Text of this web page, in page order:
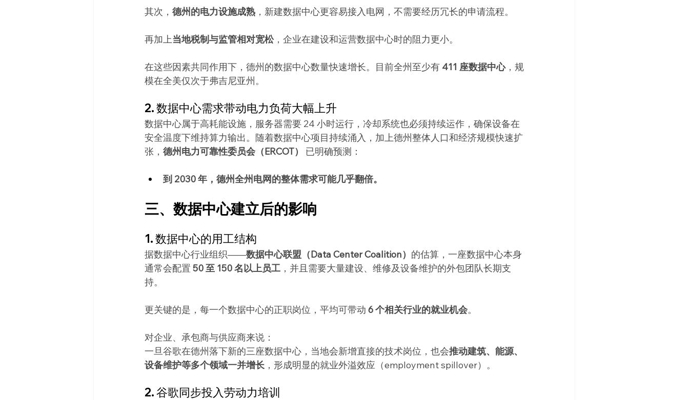
其次， 德州的电力设施成熟 ，新建数据中心更容易接入电网，不需要经历冗长的申请流程。
再加上当地税制与监管相对宽松，企业在建设和运营数据中心时的阻力更小。
在这些因素共同作用下，德州的数据中心数量快速增长。目前全州至少有 411 座数据中心，规
模在全美仅次于弗吉尼亚州。
2. 数据中心需求带动电力负荷大幅上升
数据中心属于高耗能设施，服务器需要 24 小时运行，冷却系统也必须持续运作，确保设备在
安全温度下维持算力输出。随着数据中心项目持续涌入，加上德州整体人口和经济规模快速扩
张， 德州电力可靠性委员会（ERCOT） 已明确预测：
到 2030 年，德州全州电网的整体需求可能几乎翻倍。
三、数据中心建立后的影响
1. 数据中心的用工结构
据数据中心行业组织——数据中心联盟（Data Center Coalition） 的估算，一座数据中心本身
通常会配置 50 至 150 名以上员工 ，并且需要大量建设、维修及设备维护的外包团队长期支
持。
更关键的是，每一个数据中心的正职岗位，平均可带动 6 个相关行业的就业机会。
对企业、承包商与供应商来说：
一旦谷歌在德州落下新的三座数据中心，当地会新增直接的技术岗位，也会推动建筑、能源、
设备维护等多个领域一并增长 ，形成明显的就业外溢效应（employment spillover）。
2. 谷歌同步投入劳动力培训